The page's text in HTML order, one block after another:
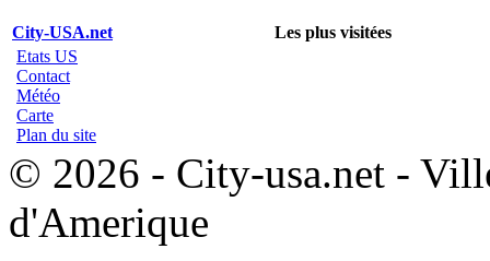
City-USA.net
Les plus visitées
Etats US
Contact
Météo
Carte
Plan du site
© 2026 - City-usa.net -
d'Amerique